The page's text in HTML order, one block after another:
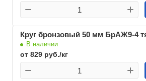
Круг бронзовый 50 мм БрАЖ9-4
В наличии
от 829 руб./кг